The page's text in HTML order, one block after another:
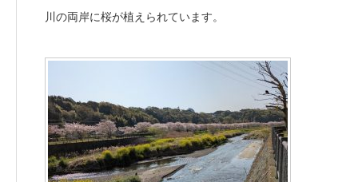
川の両岸に桜が植えられています。